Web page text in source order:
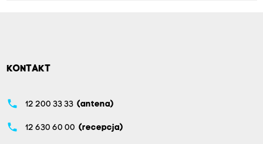
KONTAKT
phone 12 200 33 33 (antena)
phone 12 630 60 00 (recepcja)